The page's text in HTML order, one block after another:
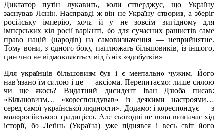
Диктатор путін лукавить, коли стверджує, що Україну
заснував Лєнін. Насправді ж він не Україну створив, а зберіг
російську імперію, хоча й у не зовсім вигідному для
імперських кіл росії варіанті, бо для сучасних рашистів саме
право націй (народів) на самовизначення — неприйнятне.
Тому вони, з одного боку, паплюжать більшовиків, із іншого,
цинічно не відмовляються від їхніх «здобутків».
Для українців більшовизм був і є ментально чужим. Його
нав’язано їм силою і це — аксіома. Перепитаємо: лише силою
чи ще якось? Видатний дисидент Іван Дзюба писав:
«Більшовизм… «кореспондував» із деякими настроями…
серед самої української людности». Додамо: і кореспондує — з
малоросійською традицією. Але сьогодні не вона визначає хід
історії, бо Леґінь (Україна) уже піднявся і весь світ його